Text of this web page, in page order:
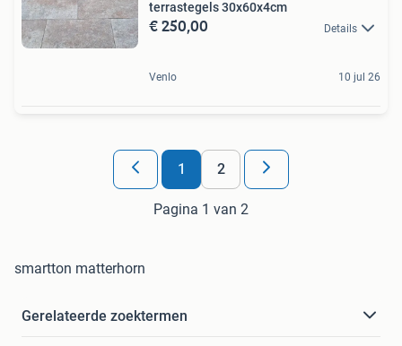
terrastegels 30x60x4cm
€ 250,00 Details
Venlo 10 jul 26
1 2
Pagina 1 van 2
smartton matterhorn
Gerelateerde zoektermen